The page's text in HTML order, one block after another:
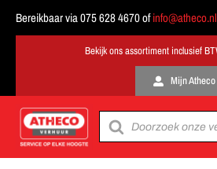
Bereikbaar via 075 628 4670 ofinfo@atheco.nl
Mijn Atheco
Producten
zoeken